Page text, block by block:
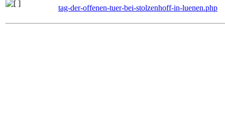
tag-der-offenen-tuer-bei-stolzenhoff-in-luenen.php